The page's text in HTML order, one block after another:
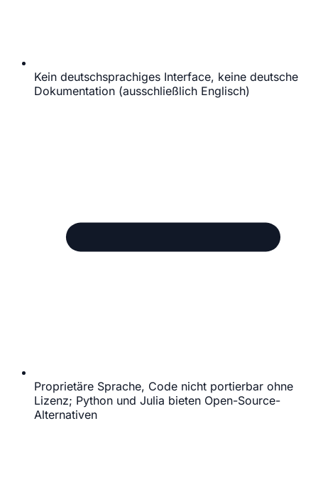
Kein deutschsprachiges Interface, keine deutsche
Dokumentation (ausschließlich Englisch)
Proprietäre Sprache, Code nicht portierbar ohne
Lizenz; Python und Julia bieten Open-Source-
Alternativen